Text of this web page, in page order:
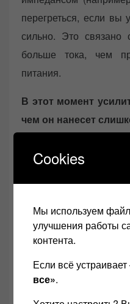
перегреться, если вы
сильно. Это связано
больше тока, чем
питания.
В этот момент
чем он нанесет
попытаться
колонок с
проблем.
Cookies
Мы используем
улучшения работы
контента.
Если всё
все».